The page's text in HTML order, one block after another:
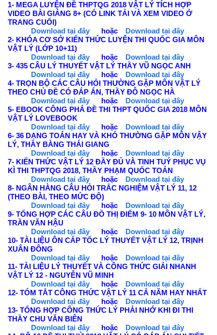
1- MEGA LUYỆN ĐỀ THPTQG 2018 VẬT LÝ TÍCH HỢP
VIDEO BÀI GIẢNG 8+ (CÓ LINK TẢI VÀ XEM VIDEO Ở
TRANG CUỐI)
Download tại đây
hoặc Download tại đây
2- KHÓA CƠ SỞ KIẾN THỨC LUYỆN THI QUỐC GIA MÔN
VẬT LÝ (LỚP 10+11)
Download tại đây
hoặc Download tại đây
3- 435 CÂU LÝ THUYẾT VẬT LÝ THẦY VŨ NGỌC ANH
Download tại đây
hoặc Download tại đây
4- TRỌN BỘ CÁC CÂU HỎI THƯỜNG GẶP MÔN VẬT LÝ
THEO CHỦ ĐỀ CÓ ĐÁP ÁN, THẦY ĐỖ NGỌC HÀ
Download tại đây
hoặc Download tại đây
5- EBOOK CÔNG PHÁ ĐỀ THI THPT QUỐC GIA 2018 MÔN
VẬT LÝ LOVEBOOK
Download tại đây
hoặc Download tại đây
6- 36 DẠNG TOÁN HAY VÀ KHÓ THƯỜNG GẶP MÔN VẬY
LÝ, THẦY BÀNG THÁI GIANG
Download tại đây
hoặc
Download tại đây
7- KIẾN THỨC VẬT LÝ 12 ĐẦY ĐỦ VÀ TINH TUÝ PHỤC VỤ
KÌ THI THPTQG 2018, THẦY PHẠM QUỐC TOẢN
Download tại đây
hoặc Download tại đây
8- NGÂN HÀNG CÂU HỎI TRẮC NGHIỆM VẬT LÝ 11, 12
(THEO BÀI, THEO MỨC ĐỘ)
Download tại đây
hoặc Download tại đây
9- TỔNG HỢP CÁC CÂU ĐỒ THỊ ĐIỂM 9- 10 MÔN VẬT LÝ,
TRẦN VĂN HẬU
Download tại đây
hoặc Download tại đây
10- TÀI LIỆU ÔN CẤP TỐC LÝ THUYẾT VẬT LÝ 12, TRỊNH
XUÂN ĐÔNG
Download tại đây
hoặc
Download tại đây
11- TÀI LIỆU LÝ THUYẾT VÀ CÔNG THỨC GIẢI NHANH
VẬT LÝ 12 - NGUYỄN VŨ MINH
Download tại đây
hoặc Download tại đây
12- TÓM TẮT CÔNG THỨC VẬT LÝ 11 CẢ NĂM HAY NHẤT
Download tại đây
hoặc Download tại đây
13- TỔNG HỢP CÔNG THỨC LÝ PHẢI NHỚ KHI ĐI THI
THẦY CHU VĂN BIÊN
Download tại đây
hoặc
Download tại đây